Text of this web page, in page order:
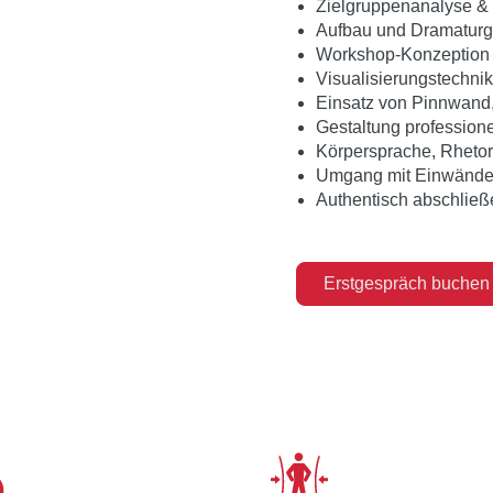
Zielgruppenanalyse
Aufbau und
Workshop-
Einsatz von
Gestaltung
Körpersprache,
Umgang mit
Authentisch
Erstgespräch buchen